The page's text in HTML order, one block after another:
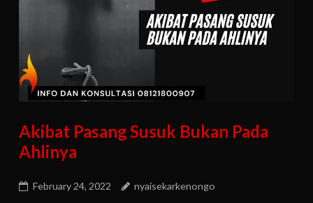
Akibat Pasang Susuk Bukan Pada
Ahlinya
February 24, 2022 nyaisekarkenongo